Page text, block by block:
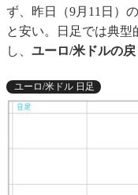
ず、昨日（9月11日）
と安い。日足では典
し、 ユーロ/米ドルの
ユーロ/米ドル 日足